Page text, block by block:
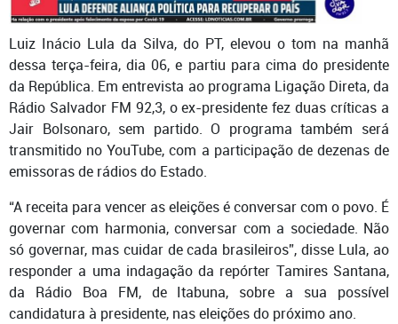
Luiz Inácio Lula da Silva, do PT, elevou o tom na manhã
dessa terça-feira, dia 06, e partiu para cima do presidente
da República. Em entrevista ao programa Ligação Direta, da
Rádio Salvador FM 92,3, o ex-presidente fez duas críticas a
Jair Bolsonaro, sem partido. O programa também será
transmitido no YouTube, com a participação de dezenas de
emissoras de rádios do Estado.
“A receita para vencer as eleições é conversar com o povo. É
governar com harmonia, conversar com a sociedade. Não
só governar, mas cuidar de cada brasileiros”, disse Lula, ao
responder a uma indagação da repórter Tamires Santana,
da Rádio Boa FM, de Itabuna, sobre a sua possível
candidatura à presidente, nas eleições do próximo ano.